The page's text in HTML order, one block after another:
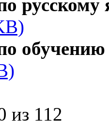
русскому
обучению
из 112